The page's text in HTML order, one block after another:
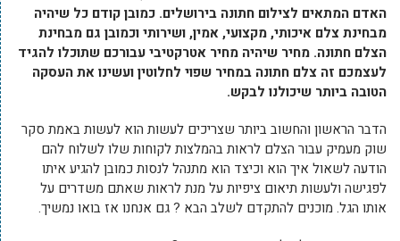
האדם המתאים לצילום חתונה בירושלים. כמובן קודם כל שיהיה
מבחינת צלם איכותי, מקצועי, אמין, ושירותי וכמובן גם מבחינת
הצלם חתונה. מחיר שיהיה מחיר אטרקטיבי עבורכם שתוכלו להגיד
לעצמכם זה צלם חתונה במחיר שפוי לחלוטין ועשינו את העסקה
הטובה ביותר שיכולנו לבקש.
הדבר הראשון והחשוב ביותר שצריכים לעשות הוא לעשות באמת סקר
שוק מעמיק עבור הצלם לראות בהמלצות לקוחות שלו לשלוח להם
הודעה לשאול איך הוא וכיצד הוא מתנהל לנסות כמובן להגיע איתו
לפגישה ולעשות תיאום ציפיות על מנת לראות שאתם משדרים על
אותו הגל. מוכנים להתקדם לשלב הבא ? גם אנחנו אז בואו נמשיך.